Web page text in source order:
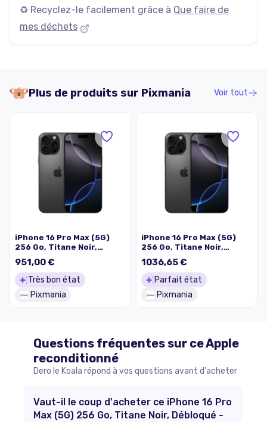
♻️ Recyclez-le facilement grâce à Que faire de
mes déchets
Plus de produits sur Pixmania Voir tout
iPhone 16 Pro Max (5G)
256 Go, Titane Noir,
Débloqué - Très bon état
951,00 €
Très bon état
Pixmania
iPhone 16 Pro Max (5G)
256 Go, Titane Noir,
Débloqué - Excellent état
1036,65 €
Parfait état
Pixmania
Questions fréquentes sur ceApple
reconditionné
Dero le Koala répond à vos questions avant d'acheter
Vaut-il le coup d'acheter ce iPhone 16 Pro
Max (5G) 256 Go, Titane Noir, Débloqué -